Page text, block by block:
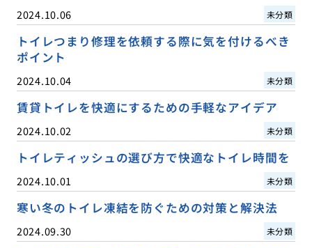
2024.10.06 未分類
トイレつまり修理を依頼する際に気を付けるべき
ポイント
2024.10.04 未分類
賃貸トイレを快適にするための手軽なアイデア
2024.10.02 未分類
トイレティッシュの選び方で快適なトイレ時間を
2024.10.01 未分類
寒い冬のトイレ凍結を防ぐための対策と解決法
2024.09.30 未分類